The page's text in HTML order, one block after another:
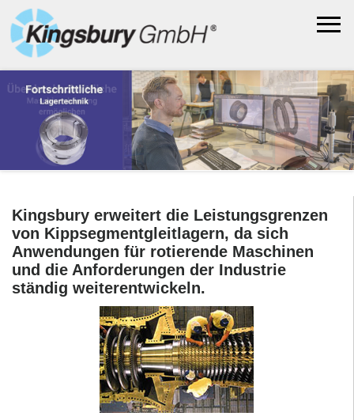
Kingsbury erweitert die Leistungsgrenzen
von Kippsegmentgleitlagern, da sich
Anwendungen für rotierende Maschinen
und die Anforderungen der Industrie
ständig weiterentwickeln.